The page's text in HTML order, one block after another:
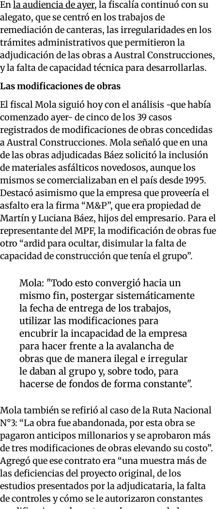
Enla audiencia de ayer, la fiscalía continuó con su
alegato, que se centró en los trabajos de
remediación de canteras, las irregularidades en los
trámites administrativos que permitieron la
adjudicación de las obras a Austral Construcciones,
y la falta de capacidad técnica para desarrollarlas.
Las modificaciones de obras
El fiscal Mola siguió hoy con el análisis -que había
comenzado ayer- de cinco de los 39 casos
registrados de modificaciones de obras concedidas
a Austral Construcciones. Mola señaló que en una
de las obras adjudicadas Báez solicitó la inclusión
de materiales asfálticos novedosos, aunque los
mismos se comercializaban en el país desde 1995.
Destacó asimismo que la empresa que proveería el
asfalto era la firma “M&P”, que era propiedad de
Martín y Luciana Báez, hijos del empresario. Para el
representante del MPF, la modificación de obras fue
otro “ardid para ocultar, disimular la falta de
capacidad de construcción que tenía el grupo”.
Mola: "Todo esto convergió hacia un
mismo fin, postergar sistemáticamente
la fecha de entrega de los trabajos,
utilizar las modificaciones para
encubrir la incapacidad de la empresa
para hacer frente a la avalancha de
obras que de manera ilegal e irregular
le daban al grupo y, sobre todo, para
hacerse de fondos de forma constante".
Mola también se refirió al caso de la Ruta Nacional
N°3: “La obra fue abandonada, por esta obra se
pagaron anticipos millonarios y se aprobaron más
de tres modificaciones de obras elevando su costo”.
Agregó que ese contrato era “una muestra más de
las deficiencias del proyecto original, de los
estudios presentados por la adjudicataria, la falta
de controles y cómo se le autorizaron constantes